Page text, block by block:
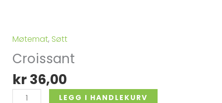
Møtemat, Søtt
Croissant
kr36,00
LEGG I HANDLEKURV